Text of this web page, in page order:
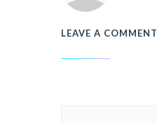
LEAVE A COMMENT